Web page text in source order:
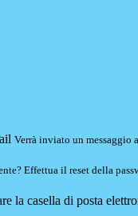
Verrà inviato un
Effettua il reset della
la casella di posta